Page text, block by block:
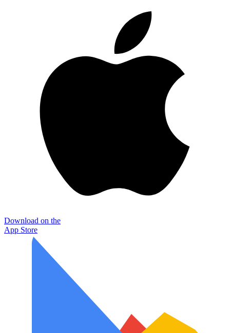
Download on the
App Store